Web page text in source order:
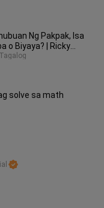
Ng Pakpak, Isa
o Biyaya? | Ricky
in Tagalog
solve sa math